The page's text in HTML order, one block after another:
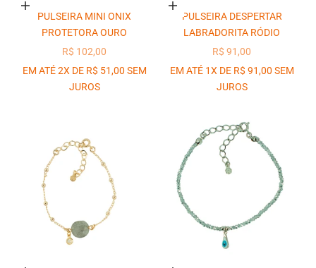
Adicionar ao carrinho
PULSEIRA MINI ONIX
PROTETORA OURO
PREÇO PROMOCIONAL
R$ 102,00
EM ATÉ 2X DE R$ 51,00 SEM
JUROS
Adicionar ao carrinho
PULSEIRA DESPERTAR
LABRADORITA RÓDIO
PREÇO PROMOCIONAL
R$ 91,00
EM ATÉ 1X DE R$ 91,00 SEM
JUROS